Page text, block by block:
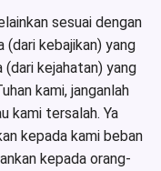
sesuai dengan
(dari kebajikan) yang
(dari kejahatan) yang
kami, janganlah
kami tersalah. Ya
kepada kami beban
kepada orang-